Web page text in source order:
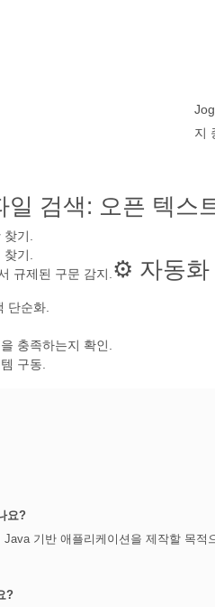
지
검색: 오픈 텍스
기.
기.
규제된 구문 감지. ⚙️ 자동화
단순화.
충족하는지 확인.
구동.
요?
기반 애플리케이션을 제작할 목적
?